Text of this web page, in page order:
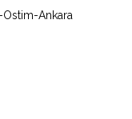
Ankara